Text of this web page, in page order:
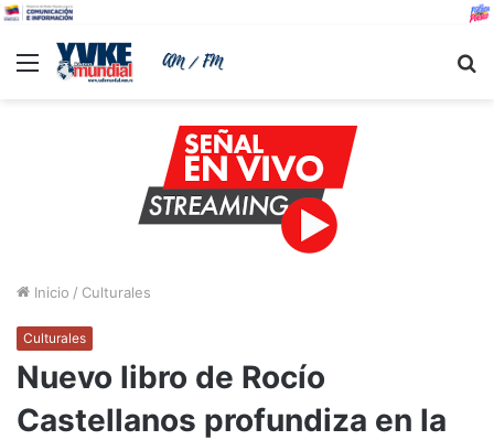
Menu
Inicio / Culturales
Culturales
Nuevo libro de Rocío
Castellanos profundiza en la